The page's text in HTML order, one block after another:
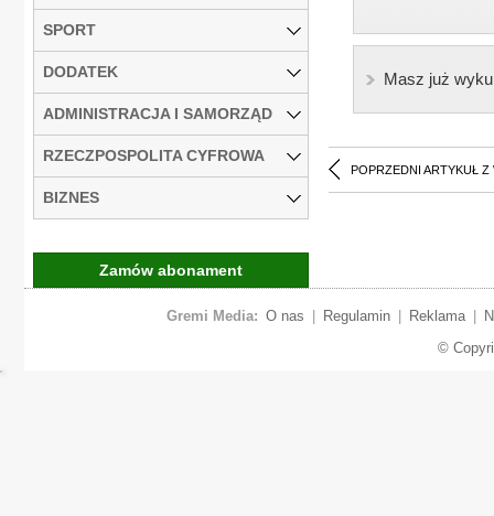
Masz już
POPRZEDNI ARTYKUŁ Z
SPORT
DODATEK
ADMINISTRACJA I SAMORZĄD
RZECZPOSPOLITA CYFROWA
BIZNES
Zamów abonament
Gremi Media: O nas Regulamin Reklama
©